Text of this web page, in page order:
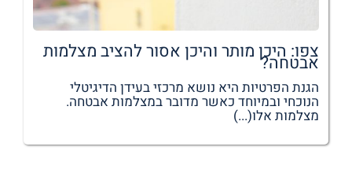
צפו: היכן מותר והיכן אסור להציב מצלמות
אבטחה?
הגנת הפרטיות היא נושא מרכזי בעידן הדיגיטלי
הנוכחי ובמיוחד כאשר מדובר במצלמות אבטחה.
מצלמות אלו(...)